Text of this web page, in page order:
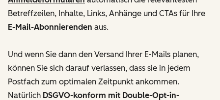
Betreffzeilen, Inhalte, Links, Anhänge und CTAs für Ihre
E-Mail-Abonnierenden aus.
Und wenn Sie dann den Versand Ihrer E-Mails planen,
können Sie sich darauf verlassen, dass sie in jedem
Postfach zum optimalen Zeitpunkt ankommen.
Natürlich DSGVO-konform mit Double-Opt-in-